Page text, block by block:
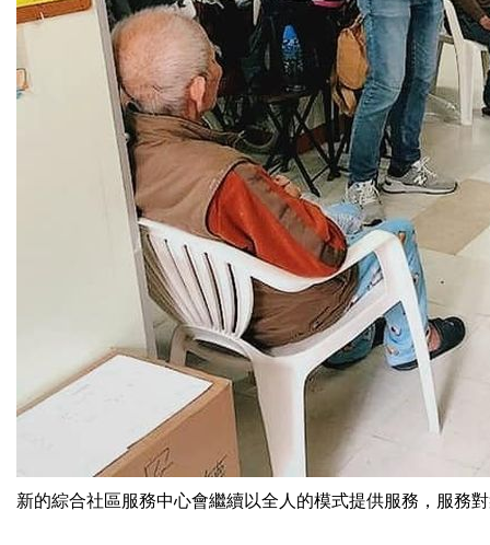
新的綜合社區服務中心會繼續以全人的模式提供服務，服務